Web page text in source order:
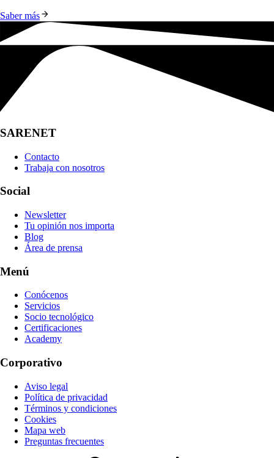
Saber más
SARENET
Contacto
Trabaja con nosotros
Social
Newsletter
Tu opinión nos importa
Blog
Área de prensa
Menú
Conócenos
Servicios
Socio tecnológico
Certificaciones
Academy
Corporativo
Aviso legal
Política de privacidad
Términos y condiciones
Cookies
Mapa web
Preguntas frecuentes